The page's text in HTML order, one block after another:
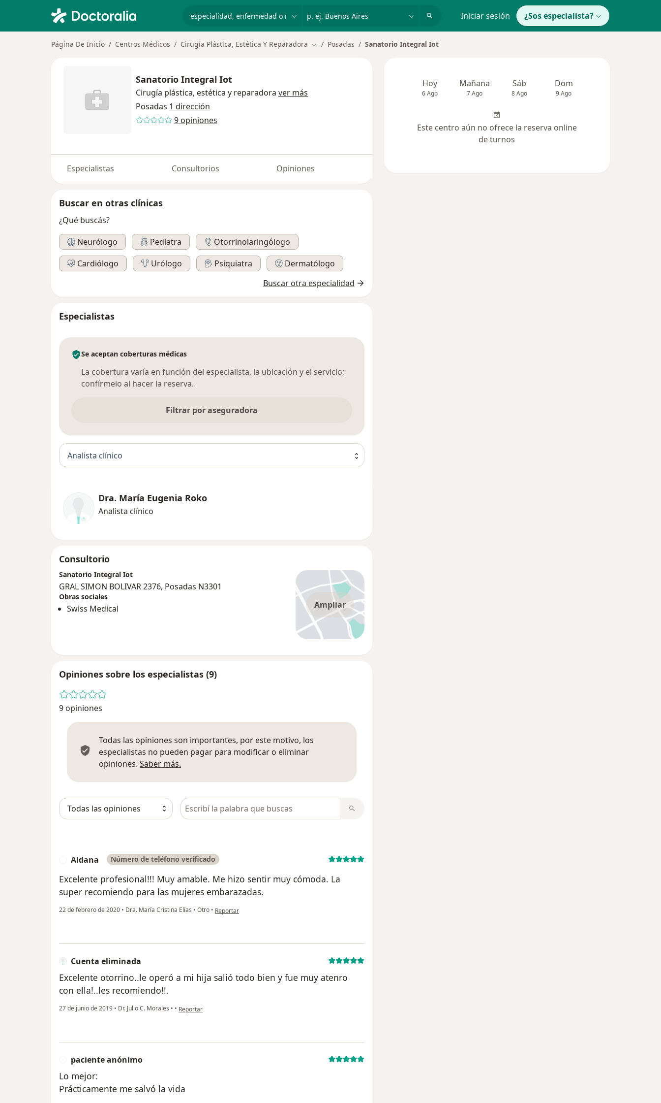
Iniciar sesión ¿Sos especialista?
Página De Inicio Centros Médicos Cirugía Plástica, Estética Y Reparadora Cambiar de ciudad
Posadas Sanatorio Integral Iot
Sanatorio Integral Iot
Cirugía plástica, estética y reparadora ver más
Posadas 1 dirección
9 opiniones
Especialistas Consultorios Opiniones
Buscar en otras clínicas
¿Qué buscás?
Neurólogo
Pediatra
Otorrinolaringólogo
Cardiólogo
Urólogo Psiquiatra
Dermatólogo
Buscar otra especialidad
Especialistas
Se aceptan coberturas médicas
La cobertura varía en función del especialista, la ubicación y el servicio;
confírmelo al hacer la reserva.
Filtrar por aseguradora
Analista clínico
Dra. María Eugenia Roko
Analista clínico
Consultorio
Ampliar
Sanatorio Integral Iot
GRAL SIMON BOLIVAR 2376, Posadas N3301
Obras sociales
Swiss Medical
Opiniones sobre los especialistas (9)
9 opiniones
Todas las opiniones son importantes, por este motivo, los
especialistas no pueden pagar para modificar o eliminar
opiniones. Saber más.
Busca en opiniones
Aldana Número de teléfono verificado
Excelente profesional!!! Muy amable. Me hizo sentir muy cómoda. La
super recomiendo para las mujeres embarazadas.
22 de febrero de 2020 • Dra. María Cristina Elías • Otro • en opinión del usuario Aldana
Reportar
Cuenta eliminada
Excelente otorrino..le operó a mi hija salió todo bien y fue muy atenro
con ella!..les recomiendo!!.
27 de junio de 2019 • Dr. Julio C. Morales • • en opinión del usuario Cuenta eliminada
Reportar
paciente anónimo
Lo mejor:
Prácticamente me salvó la vida
Hoy
6 Ago
Mañana
7 Ago
Sáb
8 Ago
Dom
9 Ago
Este centro aún no ofrece la reserva online
de turnos